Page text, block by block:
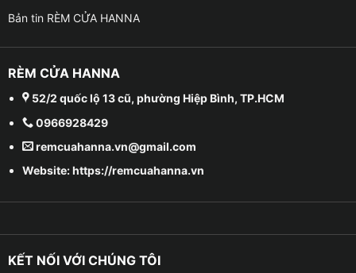
Bản tin RÈM CỬA HANNA
RÈM CỬA HANNA
52/2 quốc lộ 13 cũ, phường Hiệp Bình, TP.HCM
0966928429
remcuahanna.vn@gmail.com
Website: https://remcuahanna.vn
KẾT NỐI VỚI CHÚNG TÔI